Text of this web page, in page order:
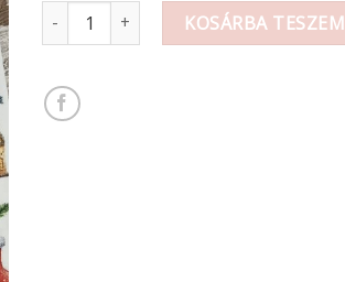
Szalvéta karácsonyi mennyiségKOSÁRBA TESZEM